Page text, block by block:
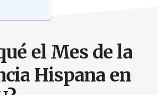
el Mes de la
Hispana en